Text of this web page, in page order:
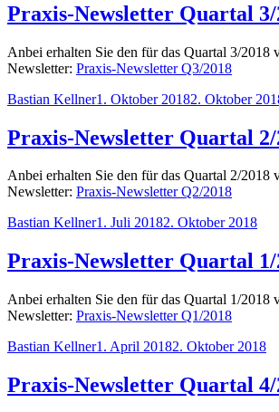
Praxis-Newsletter Quartal 3/
Anbei erhalten Sie den für das Quartal 3/2018
Newsletter: Praxis-Newsletter Q3/2018
Autor
Bastian KellnerVeröffentlicht
1. Oktober 20182. Oktober
Praxis-Newsletter Quartal 2/
Anbei erhalten Sie den für das Quartal 2/2018
Newsletter: Praxis-Newsletter Q2/2018
Autor
Bastian KellnerVeröffentlicht
1. Juli 20182. Oktober 2018
Praxis-Newsletter Quartal 1/
Anbei erhalten Sie den für das Quartal 1/2018
Newsletter: Praxis-Newsletter Q1/2018
Autor
Bastian KellnerVeröffentlicht
1. April 20182. Oktober 2018
Praxis-Newsletter Quartal 4/